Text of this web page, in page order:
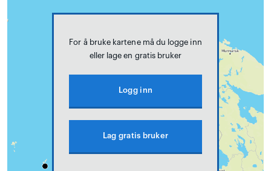
For å bruke kartene må du logge inn
eller lage en gratis bruker
Logg inn
Lag gratis bruker